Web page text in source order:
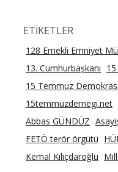
ETİKETLER
128 Emekli Emniyet
13. Cumhurbaşkanı
15 Temmuz
15temmuzdernegi.net
Abbas GÜNDÜZ
FETÖ terör örgütü
Kemal Kılıçdaroğlu